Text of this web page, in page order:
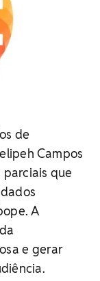
de
Campos
parciais que
A
e gerar